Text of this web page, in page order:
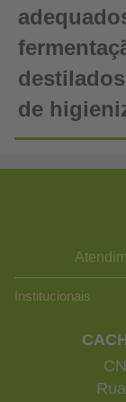
de
Institucionais